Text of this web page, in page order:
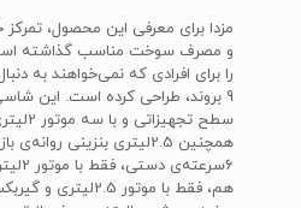
مزدا برای معرفی این محصول، تمرکز
و مصرف سوخت مناسب گذاشته است.
9 بروند، طراحی کرده است. این
سطح
همچنین 2.5لیتری بنزینی